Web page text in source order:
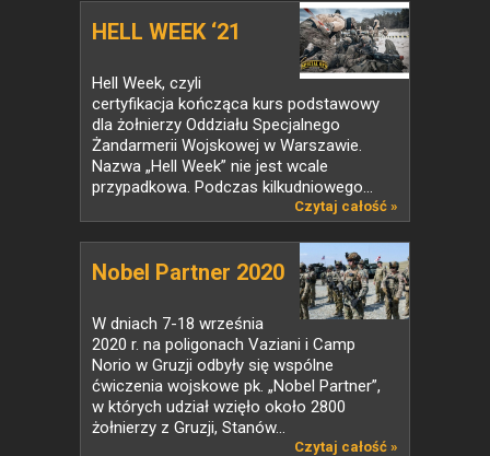
HELL WEEK ‘21
Hell Week, czyli
certyfikacja kończąca kurs podstawowy
dla żołnierzy Oddziału Specjalnego
Żandarmerii Wojskowej w Warszawie.
Nazwa „Hell Week” nie jest wcale
przypadkowa. Podczas kilkudniowego...
Czytaj całość »
Nobel Partner 2020
W dniach 7-18 września
2020 r. na poligonach Vaziani i Camp
Norio w Gruzji odbyły się wspólne
ćwiczenia wojskowe pk. „Nobel Partner”,
w których udział wzięło około 2800
żołnierzy z Gruzji, Stanów...
Czytaj całość »